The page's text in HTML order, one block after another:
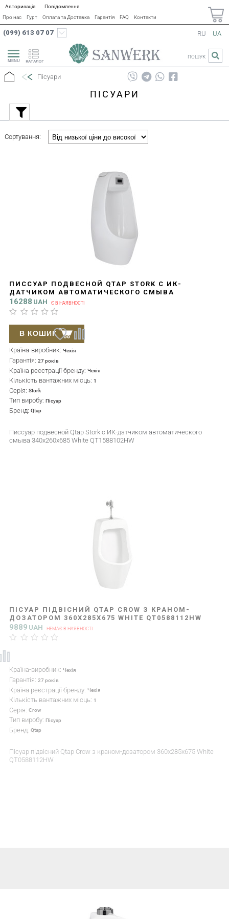
Авторизація
Повідомлення
Про нас
Гурт Оплата та Доставка Гарантія FAQ Контакти
(099) 613 07 07
КАТАЛОГ
RU UA
ПОШУК
Пісуари
ПІСУАРИ
Сортування:
ПИССУАР ПОДВЕСНОЙ QTAP STORK С ИК-
ДАТЧИКОМ АВТОМАТИЧЕСКОГО СМЫВА
340X260X685 WHITE QT1588102HW
16288 UAH Є В НАЯВНОСТІ
Країна-виробник: Чехія
Гарантія: 27 років
Країна реєстрації бренду: Чехія
Кількість вантажних місць: 1
Серія: Stork
Тип виробу: Пісуар
Бренд: Qtap
Писсуар подвесной Qtap Stork с ИК-датчиком автоматического
смыва 340x260x685 White QT1588102HW
В КОШИК
ПІСУАР ПІДВІСНИЙ QTAP CROW З КРАНОМ-
ДОЗАТОРОМ 360X285X675 WHITE QT0588112HW
9889 UAH НЕМАЄ В НАЯВНОСТІ
Країна-виробник: Чехія
Гарантія: 27 років
Країна реєстрації бренду: Чехія
Кількість вантажних місць: 1
Серія: Crow
Тип виробу: Пісуар
Бренд: Qtap
Пісуар підвісний Qtap Crow з краном-дозатором 360x285x675 White
QT0588112HW